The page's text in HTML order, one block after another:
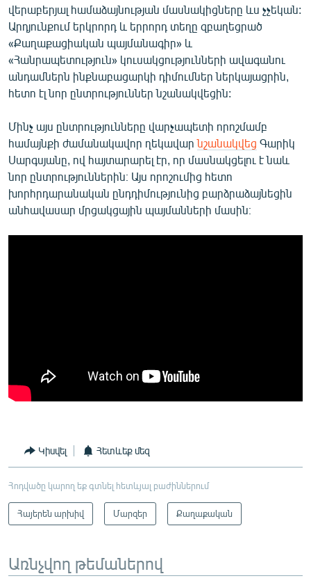
վերաբերյալ համաձայնության մասնակիցները ևս չչեկան:
Արդյունքում երկրորդ և երրորդ տեղը զբաղեցրած
«Քաղաքացիական պայմանագիր» և
«Հանրապետություն» կուսակցությունների ավագանու
անդամներն ինքնաբացարկի դիմումներ ներկայացրին,
հետո էլ նոր ընտրություններ նշանակվեցին:
Մինչ այս ընտրությունները վարչապետի որոշմամբ
համայնքի ժամանակավոր ղեկավարնշանակվեց Գարիկ
Սարգսյանը, ով հայտարարել էր, որ մասնակցելու է նաև
նոր ընտրություններին։ Այս որոշումից հետո
խորհրդարանական ընդդիմությունից բարձրաձայնեցին
անհավասար մրցակցային պայմանների մասին։
Կիսվել Հետևեք մեզ
Հոդվածը կարող եք գտնել հետևյալ բաժիններում
Հայերեն արխիվ Մարզեր Քաղաքական
Առնչվող թեմաներով